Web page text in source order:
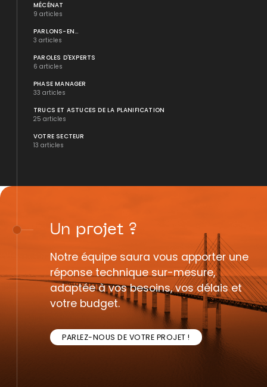
MÉCÉNAT
9 articles
PARLONS-EN...
3 articles
PAROLES D'EXPERTS
6 articles
PHASE MANAGER
33 articles
TRUCS ET ASTUCES DE LA PLANIFICATION
25 articles
VOTRE SECTEUR
13 articles
Un projet ?
Notre équipe saura vous apporter une
réponse technique sur-mesure,
adaptée à vos besoins, vos délais et
votre budget.
PARLEZ-NOUS DE VOTRE PROJET !